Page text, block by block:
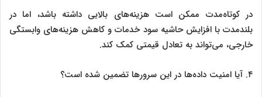
در کوتاه‌مدت ممکن است هزینه‌های بالایی داشته باشد، اما در
بلندمدت با افزایش حاشیه سود خدمات و کاهش هزینه‌های وابستگی
خارجی، می‌تواند به تعادل قیمتی کمک کند.
۴. آیا امنیت داده‌ها در این سرورها تضمین شده است؟